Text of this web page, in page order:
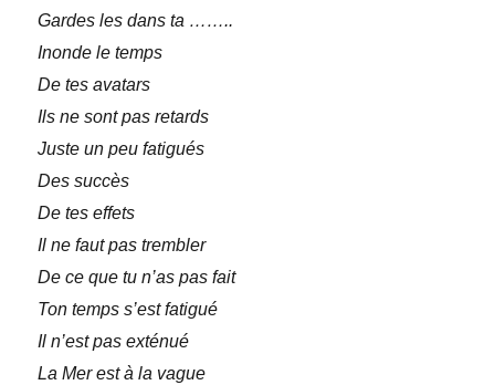
Gardes les dans ta ……..
Inonde le temps
De tes avatars
Ils ne sont pas retards
Juste un peu fatigués
Des succès
De tes effets
Il ne faut pas trembler
De ce que tu n’as pas fait
Ton temps s’est fatigué
Il n’est pas exténué
La Mer est à la vague